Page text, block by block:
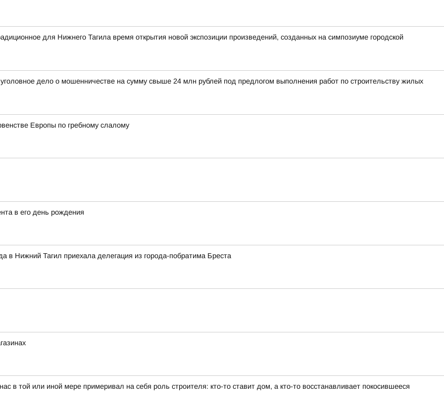
для Нижнего Тагила время открытия новой экспозиции произведений, созданных на симпозиуме городской
дело о мошенничестве на сумму свыше 24 млн рублей под предлогом выполнения работ по строительству жилых
Европы по гребному слалому
в его день рождения
в Нижний Тагил приехала делегация из города-побратима Бреста
в той или иной мере примеривал на себя роль строителя: кто-то ставит дом, а кто-то восстанавливает покосившееся